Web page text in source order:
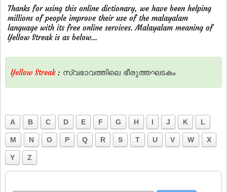
Thanks for using this online dictionary, we have been helping
millions of people improve their use of the malayalam
language with its free online services. Malayalam meaning of
Yellow Streak is as below...
Yellow Streak: സ്വഭാവത്തിലെ ഭീരുത്തഘടകം
A B C D E F G H I J K L
M N O P Q R S T U V W X
Y Z